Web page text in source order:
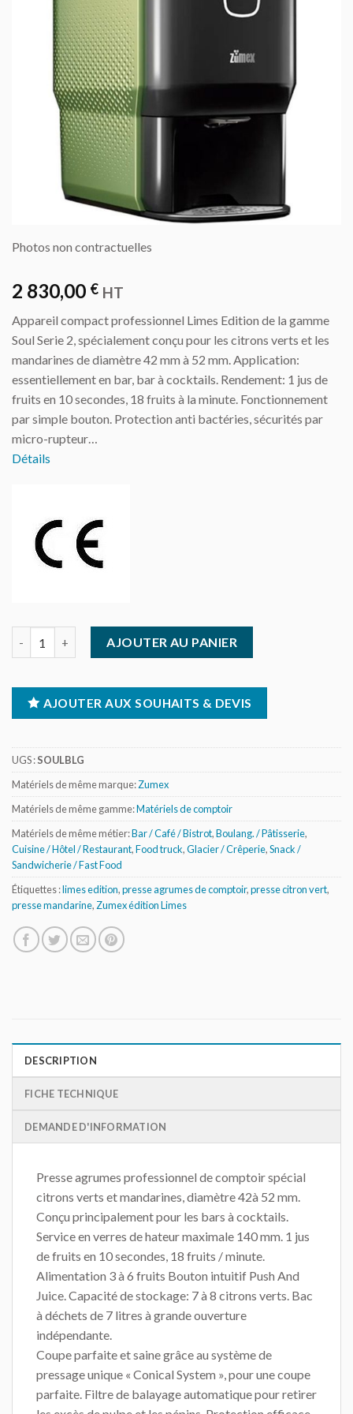
Photos non contractuelles
2 830,00 € HT
Appareil compact professionnel Limes Edition de la gamme
Soul Serie 2, spécialement conçu pour les citrons verts et les
mandarines de diamètre 42 mm à 52 mm. Application:
essentiellement en bar, bar à cocktails. Rendement: 1 jus de
fruits en 10 secondes, 18 fruits à la minute. Fonctionnement
par simple bouton. Protection anti bactéries, sécurités par
micro-rupteur…
Détails
AJOUTER AU PANIER
AJOUTER AUX SOUHAITS & DEVIS
UGS :SOULBLG
Matériels de même marque:Zumex
Matériels de même gamme:Matériels de comptoir
Matériels de même métier:Bar / Café / Bistrot,Boulang. / Pâtisserie,
Cuisine / Hôtel / Restaurant,Food truck,Glacier / Crêperie,Snack /
Sandwicherie / Fast Food
Étiquettes :limes edition,presse agrumes de comptoir,presse citron vert,
presse mandarine, Zumex édition Limes
DESCRIPTION
FICHE TECHNIQUE
DEMANDE D'INFORMATION
Presse agrumes professionnel de comptoir spécial
citrons verts et mandarines, diamètre 42à 52 mm.
Conçu principalement pour les bars à cocktails.
Service en verres de hateur maximale 140 mm. 1 jus
de fruits en 10 secondes, 18 fruits / minute.
Alimentation 3 à 6 fruits Bouton intuitif Push And
Juice. Capacité de stockage: 7 à 8 citrons verts. Bac
à déchets de 7 litres à grande ouverture
indépendante.
Coupe parfaite et saine grâce au système de
pressage unique « Conical System », pour une coupe
parfaite. Filtre de balayage automatique pour retirer